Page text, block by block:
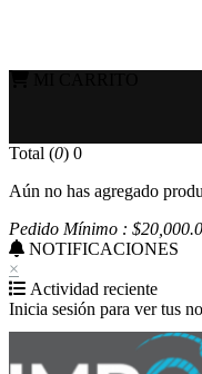
Total (0) 0
Aún no has agregado
Pedido Mínimo : $20,000
NOTIFICACIONES
×
Actividad reciente
Inicia sesión para ver tus